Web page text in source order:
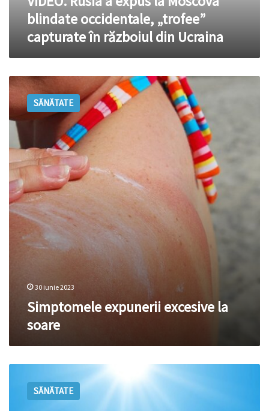
războiulblindate occidentale, „trofee”
capturate în războiul din Ucraina
Simptomele
expunerii
excesive
la
soare
SĂNĂTATE
30 iunie 2023
Simptomele expunerii excesive la
soare
avantajeleSĂNĂTATE